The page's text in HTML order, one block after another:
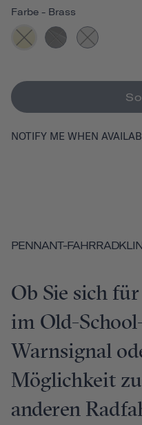
Farbe - Brass
NOTIFY ME WHEN
PENNANT-
Ob Sie sich
im Old-
Warnsignal
Möglichkeit
anderen